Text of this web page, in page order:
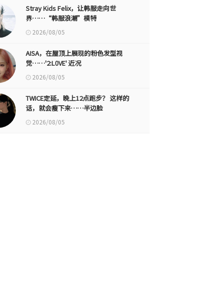
Stray Kids Felix，让韩服走向世
界……“韩服浪潮”模特
2026/08/05
AISA，在屋顶上展现的粉色发型视
觉……'2:L0VE' 近况
2026/08/05
TWICE定延，晚上12点跑步？ 这样的
话，就会瘦下来……半边脸
2026/08/05